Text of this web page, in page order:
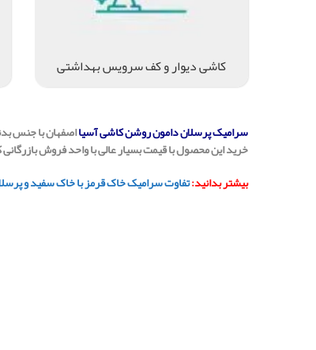
کاشی دیوار و کف سرویس بهداشتی
سرامیک پرسلان دامون روشن کاشی آسیااصفهان با جنس
خرید این محصول با قیمت بسیار عالی با واحد فروش
بیشتر بدانید:تفاوت سرامیک خاک قرمز با خاک سفید و